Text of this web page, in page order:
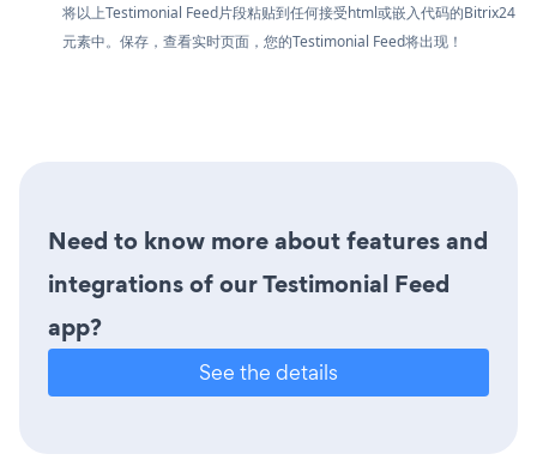
将以上Testimonial Feed片段粘贴到任何接受html或嵌入代码的Bitrix24
元素中。保存，查看实时页面，您的Testimonial Feed将出现！
Need to know more about features and
integrations of our Testimonial Feed
app?
See the details